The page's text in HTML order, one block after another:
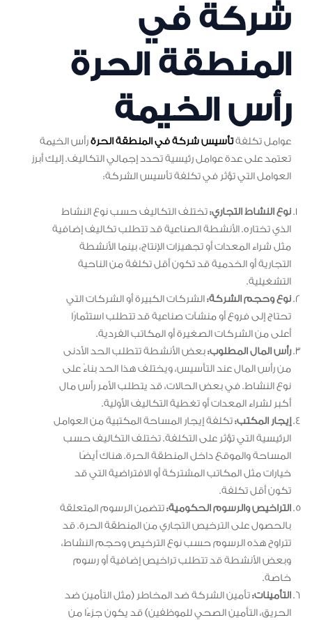
شركة في
المنطقة الحرة
رأس الخيمة
عوامل تكلفةتأسيس شركة في المنطقة الحرةرأس الخيمة
تعتمد على عدة عوامل رئيسية تحدد إجمالي التكاليف. إليك أبرز
العوامل التي تؤثر في تكلفة تأسيس الشركة:
نوع النشاط التجاري:تختلف التكاليف حسب نوع النشاط
الذي تختاره. الأنشطة الصناعية قد تتطلب تكاليف إضافية
مثل شراء المعدات أو تجهيزات الإنتاج، بينما الأنشطة
التجارية أو الخدمية قد تكون أقل تكلفة من الناحية
التشغيلية.
نوع وحجم الشركة: الشركات الكبيرة أو الشركات التي
تحتاج إلى فروع أو منشآت صناعية قد تتطلب استثمارًا
أعلى من الشركات الصغيرة أو المكاتب الفردية.
رأس المال المطلوب:بعض الأنشطة تتطلب الحد الأدنى
من رأس المال عند التأسيس، ويختلف هذا الحد بناءً على
نوع النشاط. في بعض الحالات، قد يتطلب الأمر رأس مال
أكبر لشراء المعدات أو تغطية التكاليف الأولية.
إيجار المكتب:تكلفة إيجار المساحة المكتبية من العوامل
الرئيسية التي تؤثر على التكلفة. تختلف التكاليف حسب
المساحة والموقع داخل المنطقة الحرة. هناك أيضًا
خيارات مثل المكاتب المشتركة أو الافتراضية التي قد
تكون أقل تكلفة.
التراخيص والرسوم الحكومية:تتضمن الرسوم المتعلقة
بالحصول على الترخيص التجاري من المنطقة الحرة. قد
تتراوح هذه الرسوم حسب نوع الترخيص وحجم النشاط،
وبعض الأنشطة قد تتطلب تراخيص إضافية أو رسوم
خاصة.
التأمينات:تأمين الشركة ضد المخاطر (مثل التأمين ضد
الحريق، التأمين الصحي للموظفين) قد يكون جزءًا من